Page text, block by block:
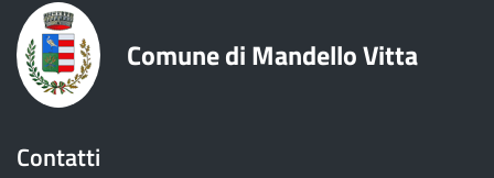
Comune di Mandello Vitta
Contatti